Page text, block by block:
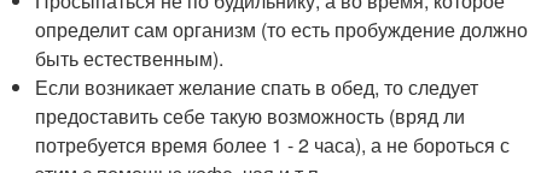
определит сам организм (то есть пробуждение должно
быть естественным).
Если возникает желание спать в обед, то следует
предоставить себе такую возможность (вряд ли
потребуется время более 1 - 2 часа), а не бороться с